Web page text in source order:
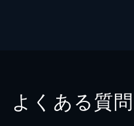
よくある質問